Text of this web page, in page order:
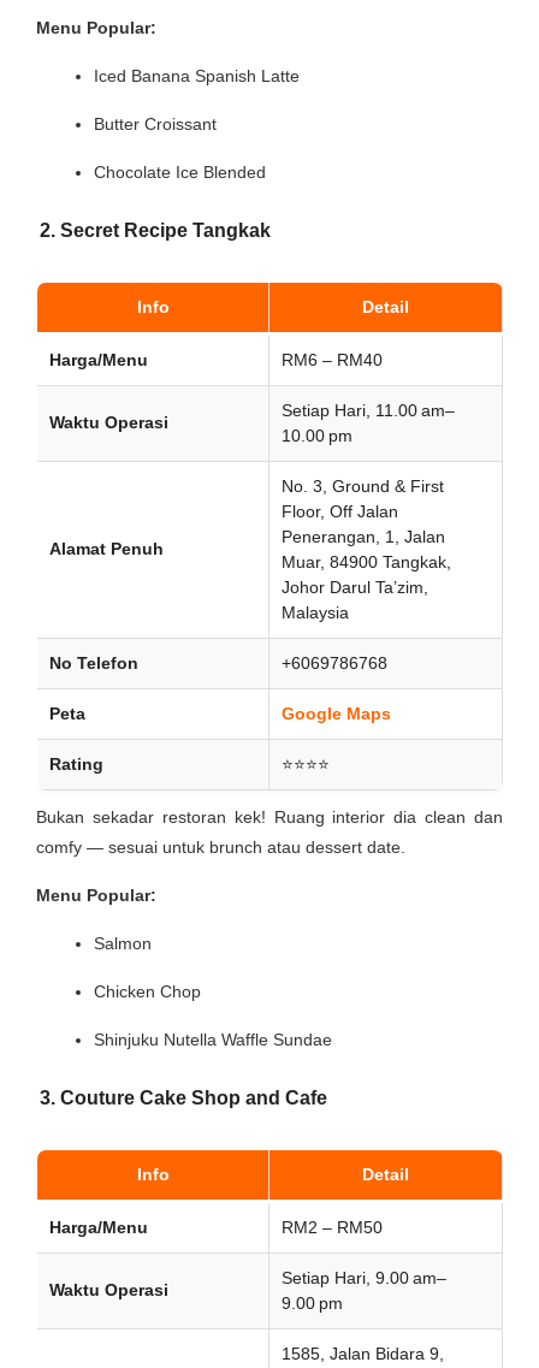
Menu Popular:
Iced Banana Spanish Latte
Butter Croissant
Chocolate Ice Blended
2. Secret Recipe Tangkak
Info Detail
Harga/Menu RM6 – RM40
Waktu Operasi
Setiap Hari, 11.00 am–
10.00 pm
Alamat Penuh
No. 3, Ground & First
Floor, Off Jalan
Penerangan, 1, Jalan
Muar, 84900 Tangkak,
Johor Darul Ta’zim,
Malaysia
No Telefon +6069786768
Peta Google Maps
Rating ⭐⭐⭐⭐
Bukan sekadar restoran kek! Ruang interior dia clean dan
comfy — sesuai untuk brunch atau dessert date.
Menu Popular:
Salmon
Chicken Chop
Shinjuku Nutella Waffle Sundae
3. Couture Cake Shop and Cafe
Info Detail
Harga/Menu RM2 – RM50
Waktu Operasi
Setiap Hari, 9.00 am–
9.00 pm
1585, Jalan Bidara 9,